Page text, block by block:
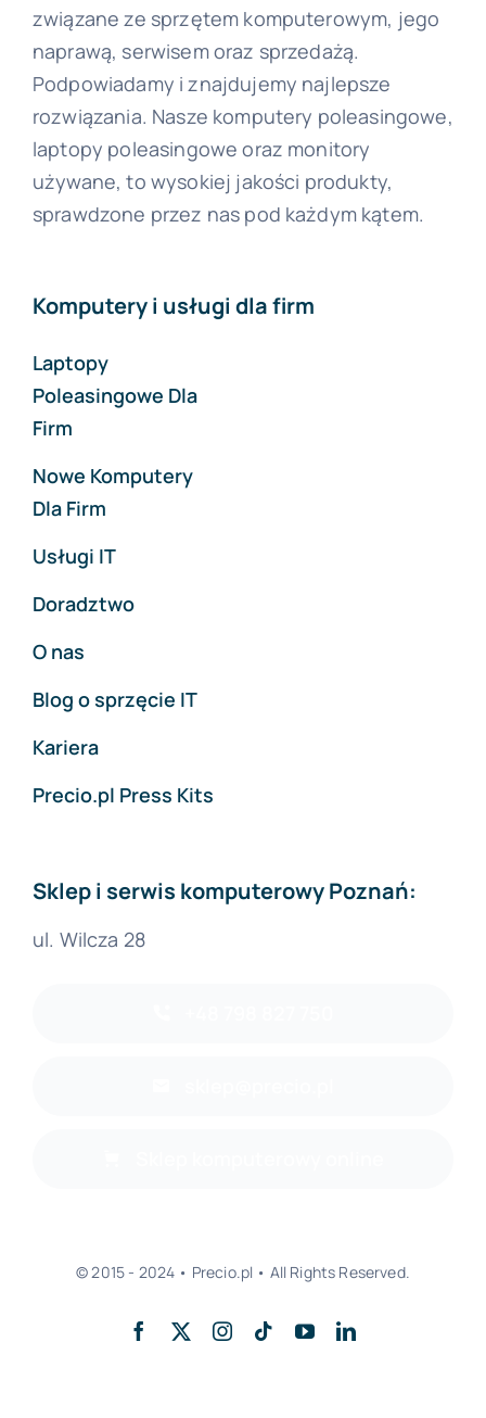
związane ze sprzętem komputerowym, jego
naprawą, serwisem oraz sprzedażą.
Podpowiadamy i znajdujemy najlepsze
rozwiązania. Nasze komputery poleasingowe,
laptopy poleasingowe oraz monitory
używane, to wysokiej jakości produkty,
sprawdzone przez nas pod każdym kątem.
Komputery i usługi dla firm
Laptopy
Poleasingowe Dla
Firm
Nowe Komputery
Dla Firm
Usługi IT
Doradztwo
O nas
Blog o sprzęcie IT
Kariera
Precio.pl Press Kits
Sklep i serwis komputerowy Poznań:
ul. Wilcza 28
© 2015 - 2024 • Precio.pl • All Rights Reserved.